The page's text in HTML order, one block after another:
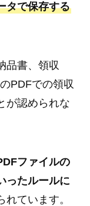
タで保存する
品書、領収
PDFでの領収
が認められな
ファイルの
ったルールに
れています。